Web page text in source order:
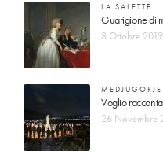
LA SALETTE
Guarigione di
8 Ottobre 2019
MEDJUGORJE
Voglio
26 Novembre